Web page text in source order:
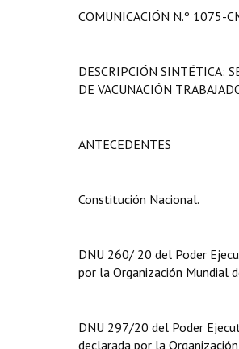
COMUNICACIÓN N.º 1075-
DESCRIPCIÓN SINTÉTICA:
DE VACUNACIÓN
ANTECEDENTES
Constitución Nacional.
DNU 260/ 20 del Poder
por la Organización Mundial
DNU 297/20 del Poder
declarada por la